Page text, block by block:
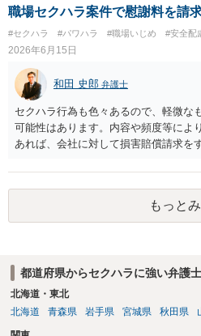
いますので、依頼する弁護士によって
拠がない限り立証が困難となり、請求
ます。 ②未払給与に関しては労務を提
払われていない場合は、契約違反とな
す。 ③休日・時間外労働については、
を示す証拠があるかまずは確認する必
ハラ・セクハラに関しては、具体的な
れますので、録音データやLINEでのや
かと存じます。 ⑤退職勧奨については
きっぱりと断ればよく、解雇について
雇無効を争うなどの対応が考えられ
すが、まずは、資料一式をご持参いた
談するか、労働基準監督署に相談する
職場セクハラ案件で慰謝料を請
#セクハラ #パワハラ #職場いじめ #安全配
2026年6月15日
和田 史郎 弁護士
セクハラ行為も色々あるので、軽微な
可能性はあります。内容や頻度等によ
あれば、会社に対して損害賠償請求を
もっと
都道府県からセクハラに強い弁護
北海道・東北
北海道
青森県 岩手県 宮城県 秋田県